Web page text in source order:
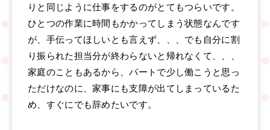
りと同じように仕事をするのがとてもつらいです。
ひとつの作業に時間もかかってしまう状態なんです
が、手伝ってほしいとも言えず、、、でも自分に割
り振られた担当分が終わらないと帰れなくて、、、
家庭のこともあるから、パートで少し働こうと思っ
ただけなのに、家事にも支障が出てしまっているた
め、すぐにでも辞めたいです。